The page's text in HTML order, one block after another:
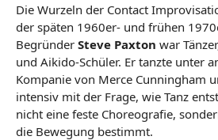
Die Wurzeln der Contact
der späten 1960er- und frühen
Begründer Steve Paxton war
und Aikido-Schüler. Er tanzte unter
Kompanie von Merce Cunningham
intensiv mit der Frage, wie Tanz
nicht eine feste Choreografie,
die Bewegung bestimmt.